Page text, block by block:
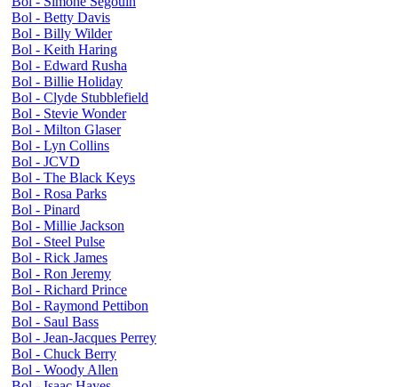
Bol - Betty Davis
Bol - Billy Wilder
Bol - Keith Haring
Bol - Edward Rusha
Bol - Billie Holiday
Bol - Clyde Stubblefield
Bol - Stevie Wonder
Bol - Milton Glaser
Bol - Lyn Collins
Bol - JCVD
Bol - The Black Keys
Bol - Rosa Parks
Bol - Pinard
Bol - Millie Jackson
Bol - Steel Pulse
Bol - Rick James
Bol - Ron Jeremy
Bol - Richard Prince
Bol - Raymond Pettibon
Bol - Saul Bass
Bol - Jean-Jacques Perrey
Bol - Chuck Berry
Bol - Woody Allen